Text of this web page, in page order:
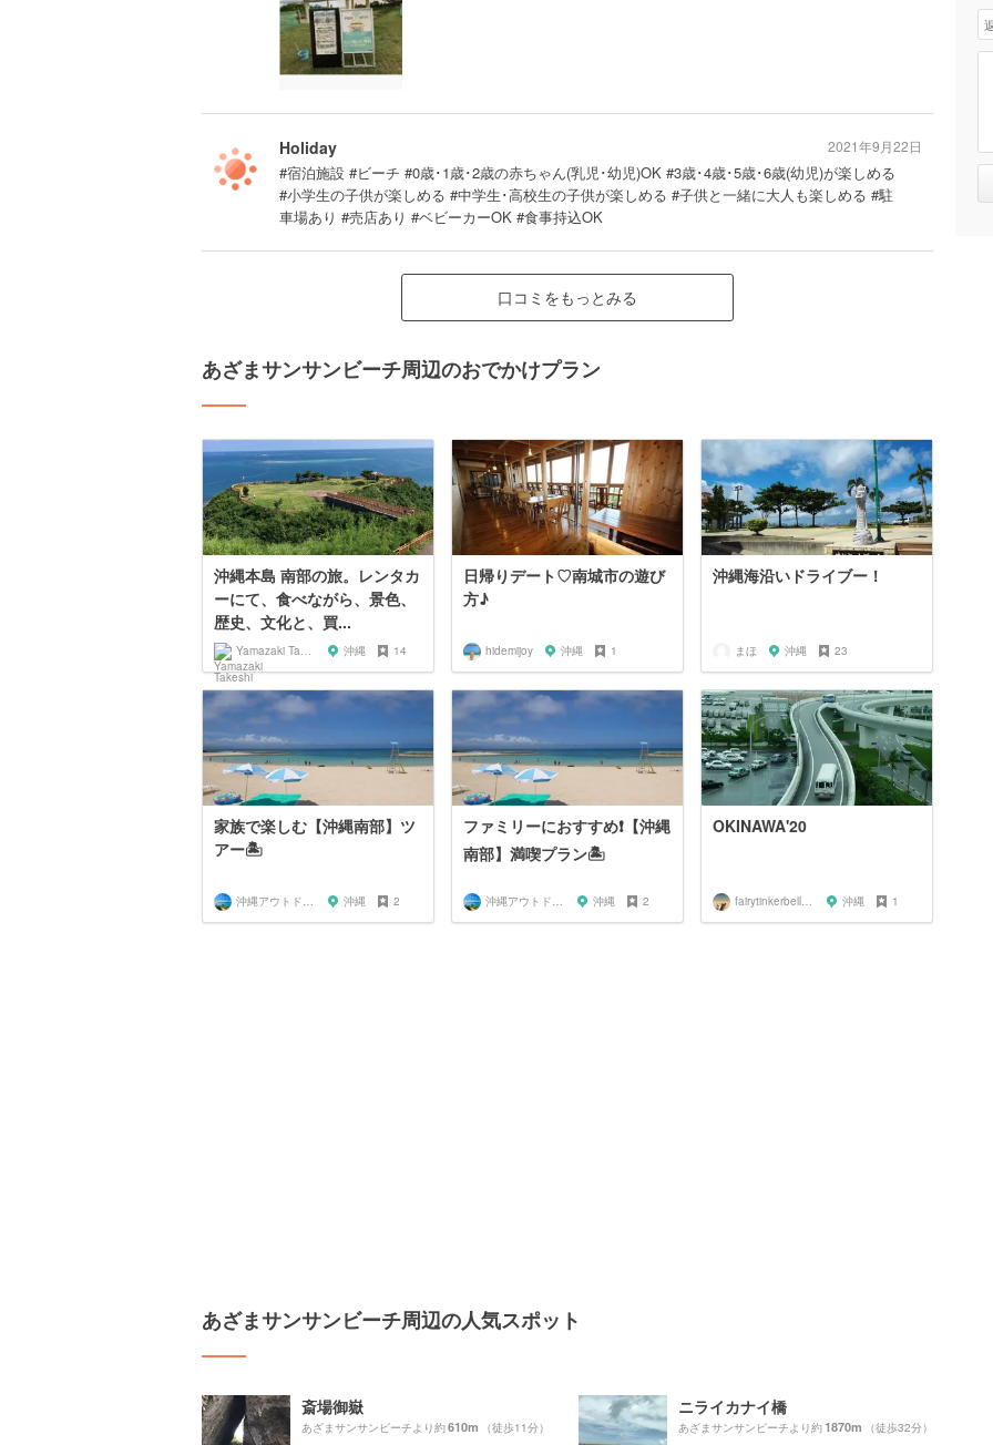
Holiday
#宿泊施設 #ビーチ #0歳･1歳･2歳の赤ちゃん(乳児･幼児)OK #3歳･4歳･5歳･6歳(幼児)が楽しめる
#小学生の子供が楽しめる #中学生･高校生の子供が楽しめる #子供と一緒に大人も楽しめる #駐
車場あり #売店あり #ベビーカーOK #食事持込OK
2021年9月22日
口コミをもっとみる
あざまサンサンビーチ周辺のおでかけプラン
沖縄本島 南部の旅。レンタカ
ーにて、食べながら、景色、
歴史、文化と、買...
Yamazaki Takeshi 沖縄 14
日帰りデート♡南城市の遊び
方♪
hidemijoy 沖縄 1
沖縄海沿いドライブー！
まほ 沖縄 23
家族で楽しむ【沖縄南部】ツ
アー🏝
沖縄アウトドアマップ🗺 沖縄 2
ファミリーにおすすめ❗️【沖縄
南部】満喫プラン🏝
沖縄アウトドアマップ🗺 沖縄 2
OKINAWA'20
fairytinkerbell0205 沖縄 1
あざまサンサンビーチ周辺の人気スポット
斎場御嶽
あざまサンサンビーチより約610m （徒歩11分）
ニライカナイ橋
あざまサンサンビーチより約1870m （徒歩32分）